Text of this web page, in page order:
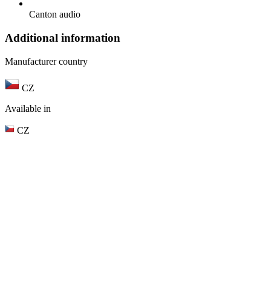
Canton audio
Additional information
Manufacturer country
CZ
Available in
CZ